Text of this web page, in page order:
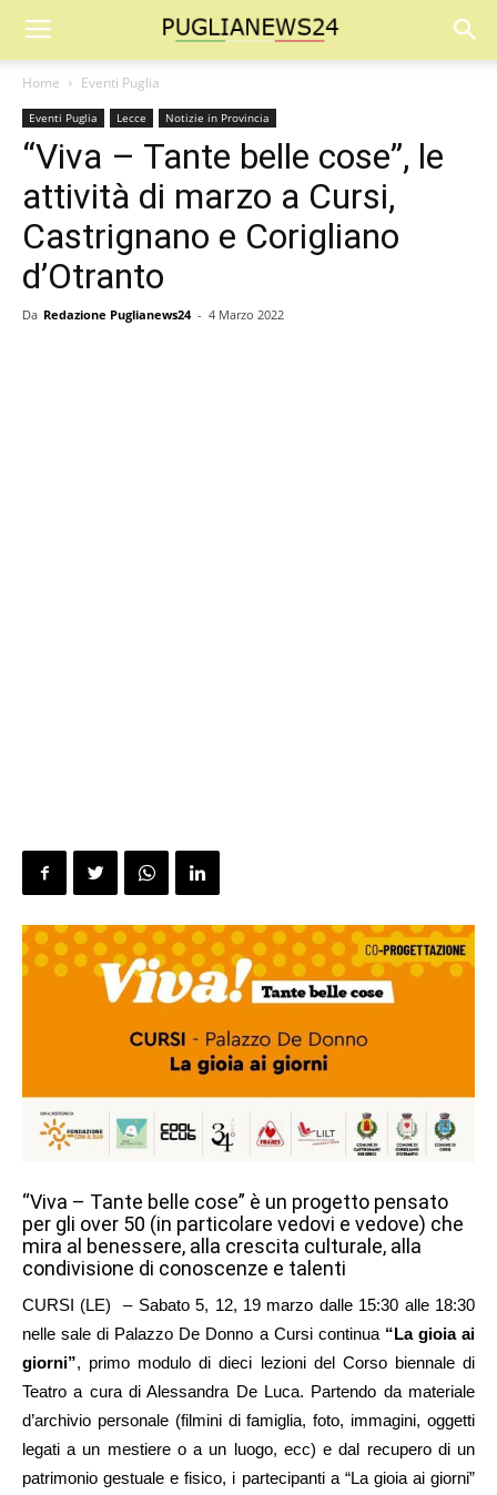
Home Eventi Puglia
Eventi Puglia Lecce Notizie in Provincia
“Viva – Tante belle cose”, le
attività di marzo a Cursi,
Castrignano e Corigliano
d’Otranto
Da Redazione Puglianews24 - 4 Marzo 2022
“Viva – Tante belle cose” è un progetto pensato
per gli over 50 (in particolare vedovi e vedove) che
mira al benessere, alla crescita culturale, alla
condivisione di conoscenze e talenti
CURSI (LE) – Sabato 5, 12, 19 marzo dalle 15:30 alle 18:30
nelle sale di Palazzo De Donno a Cursi continua “La gioia ai
giorni”, primo modulo di dieci lezioni del Corso biennale di
Teatro a cura di Alessandra De Luca. Partendo da materiale
d’archivio personale (filmini di famiglia, foto, immagini, oggetti
legati a un mestiere o a un luogo, ecc) e dal recupero di un
patrimonio gestuale e fisico, i partecipanti a “La gioia ai giorni”